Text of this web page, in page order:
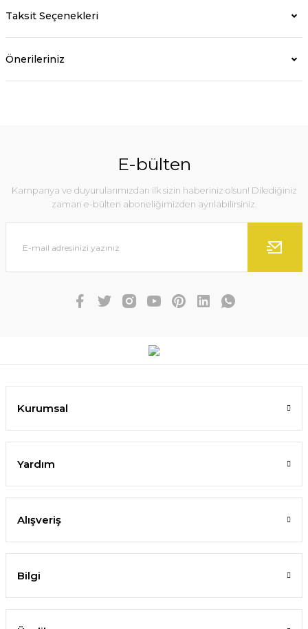
Taksit Seçenekleri
Önerileriniz
E-bülten
Kampanya ve duyurularımızdan ilk sizin haberiniz olsun! Dilediğiniz
zaman e-bülten aboneliğimizden ayrılabilirsiniz.
Kurumsal
Yardım
Alışveriş
Bilgi